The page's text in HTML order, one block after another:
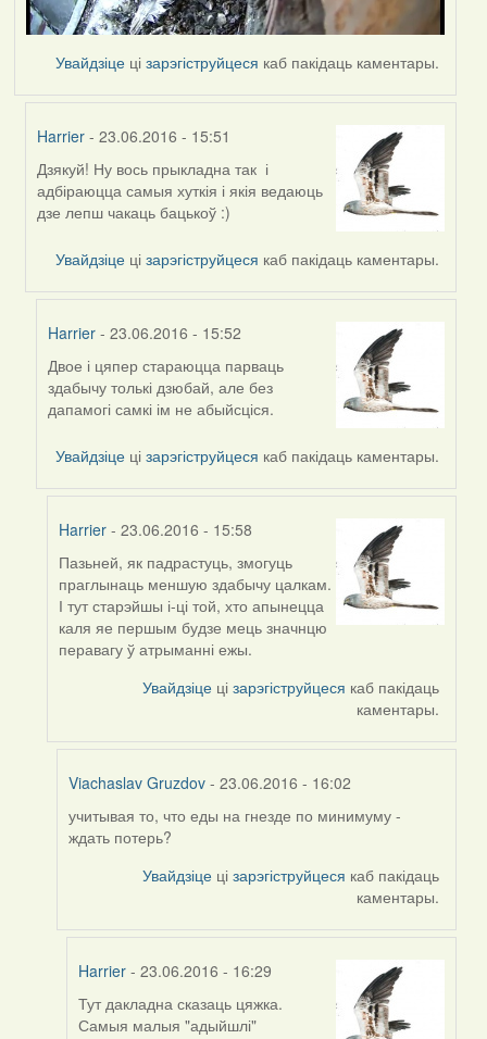
Увайдзіце цізарэгіструйцеся каб пакідаць каментары.
Harrier - 23.06.2016 - 15:51
In
reply
to
Дарья
Дзякуй! Ну вось прыкладна так і
адбіраюцца самыя хуткія і якія ведаюць
дзе лепш чакаць бацькоў :)
Увайдзіце цізарэгіструйцеся каб пакідаць каментары.
Harrier - 23.06.2016 - 15:52
In
reply
to
Harrier
Двое і цяпер стараюцца парваць
здабычу толькі дзюбай, але без
дапамогі самкі ім не абыйсціся.
Увайдзіце цізарэгіструйцеся каб пакідаць каментары.
Harrier- 23.06.2016 - 15:58
In
reply
to
by
Harrier
Пазьней, як падрастуць, змогуць
праглынаць меншую здабычу цалкам.
І тут старэйшы і-ці той, хто апынецца
каля яе першым будзе мець значнцю
перавагу ў атрыманні ежы.
Увайдзіце цізарэгіструйцеся каб пакідаць
каментары.
Viachaslav Gruzdov - 23.06.2016 - 16:02
In
reply
учитывая то, что еды на гнезде по минимуму -
ждать потерь?
Увайдзіце цізарэгіструйцеся каб пакідаць
каментары.
Harrier - 23.06.2016 - 16:29
In
Тут дакладна сказаць цяжка.
Самыя малыя "адыйшлі"